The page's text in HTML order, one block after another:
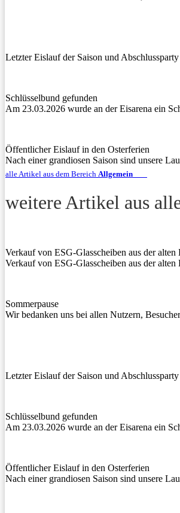
Letzter Eislauf der Saison und
Schlüsselbund gefunden
Am 23.03.2026 wurde an der Eisarena ein
Öffentlicher Eislauf in den Osterferien
Nach einer grandiosen Saison sind unsere
alle Artikel aus dem Bereich Allgemein
weitere Artikel aus
Verkauf von ESG-Glasscheiben aus der alten
Verkauf von ESG-Glasscheiben aus der
Sommerpause
Wir bedanken uns bei allen Nutzern,
Letzter Eislauf der Saison und
Schlüsselbund gefunden
Am 23.03.2026 wurde an der Eisarena ein
Öffentlicher Eislauf in den Osterferien
Nach einer grandiosen Saison sind unsere